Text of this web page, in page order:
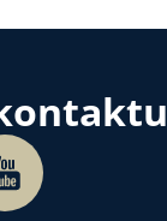
lidé,
pro…